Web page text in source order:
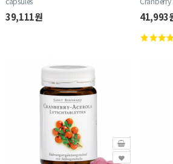
39,111원 41,993